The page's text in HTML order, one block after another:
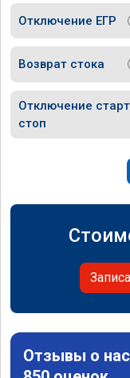
Отключение ЕГР
Возврат стока
Отключение старт
стоп
Отзывы о